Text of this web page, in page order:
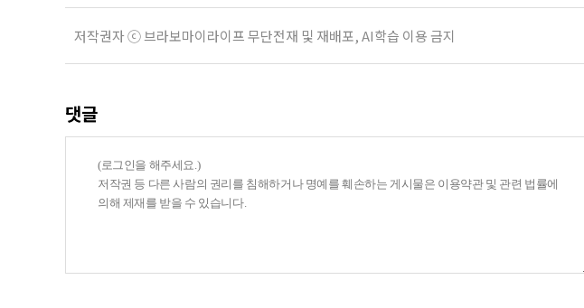
저작권자 ⓒ 브라보마이라이프 무단전재 및 재배포, AI학습 이용 금지
댓글